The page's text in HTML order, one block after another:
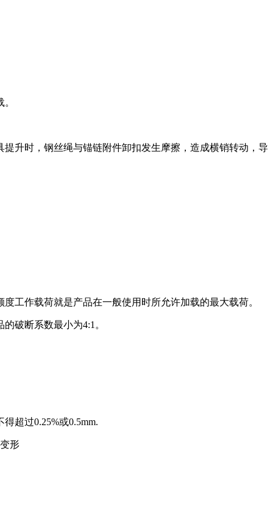
升时，钢丝绳与锚链附件卸扣发生摩擦，造成横销转动，导
工作载荷就是产品在一般使用时所允许加载的最大载荷。
破断系数最小为4:1。
超过0.25%或0.5mm.
形